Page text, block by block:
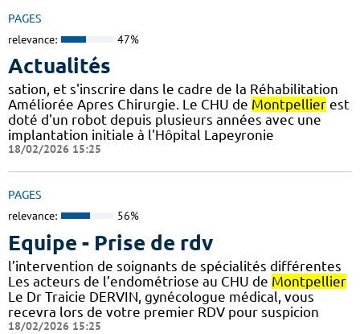
PAGES
relevance: 47%
Actualités
sation, et s'inscrire dans le cadre de la Réhabilitation
Améliorée Apres Chirurgie. Le CHU de Montpellier est
doté d'un robot depuis plusieurs années avec une
implantation initiale à l'Hôpital Lapeyronie
18/02/2026 15:25
PAGES
relevance: 56%
Equipe - Prise de rdv
l’intervention de soignants de spécialités différentes
Les acteurs de l’endométriose au CHU de Montpellier
Le Dr Traicie DERVIN, gynécologue médical, vous
recevra lors de votre premier RDV pour suspicion
18/02/2026 15:25